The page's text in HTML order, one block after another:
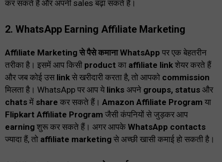
कर सकते हैं और अपनी sales बढ़ा सकते हैं।
2. WhatsApp Earning Affiliate Marketing
Affiliate Marketing से पैसे कमाना WhatsApp पर एक बेहतरीन
तरीका है। इसमें आप किसी product का affiliate link शेयर करते हैं
और जब कोई उस link से खरीदारी करता है, तो आपको commission
मिलता है। WhatsApp पर आप ये links अपने groups, status और
chats में share कर सकते हैं। Amazon Affiliate Program या
Flipkart Affiliate Program जैसी कंपनियों से जुड़कर आप
earning शुरू कर सकते हैं। अगर आपके WhatsApp contacts
ज्यादा हैं, तो affiliate marketing से अच्छी खासी कमाई हो सकती है।